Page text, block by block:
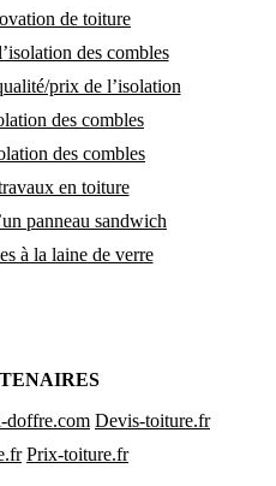
de toiture
des combles
prix de l’isolation
des combles
des combles
en toiture
panneau sandwich
à la laine de verre
doffre.com Devis-toiture.fr
Prix-toiture.fr